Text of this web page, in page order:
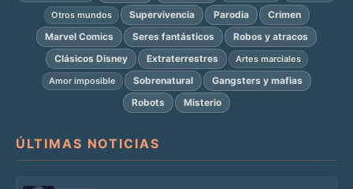
Otros mundos
Supervivencia Parodia
Crimen
Marvel Comics
Seres fantásticos
Robos y atracos
Clásicos Disney
Extraterrestres
Artes marciales
Amor imposible
Sobrenatural
Gangsters y mafias
Robots
Misterio
ÚLTIMAS NOTICIAS